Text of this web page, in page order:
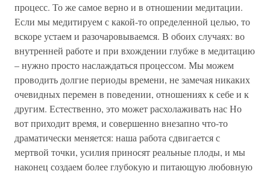
процесс. То же самое верно и в отношении медитации.
Если мы медитируем с какой-то определенной целью, то
вскоре устаем и разочаровываемся. В обоих случаях: во
внутренней работе и при вхождении глубже в медитацию
– нужно просто наслаждаться процессом. Мы можем
проводить долгие периоды времени, не замечая никаких
очевидных перемен в поведении, отношениях к себе и к
другим. Естественно, это может расхолаживать нас Но
вот приходит время, и совершенно внезапно что-то
драматически меняется: наша работа сдвигается с
мертвой точки, усилия приносят реальные плоды, и мы
наконец создаем более глубокую и питающую любовную